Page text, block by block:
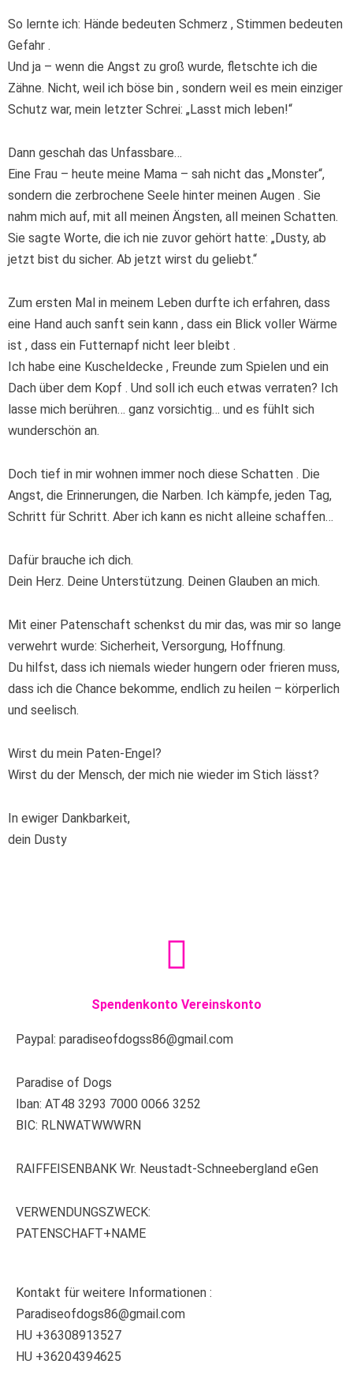
So lernte ich: Hände bedeuten Schmerz , Stimmen bedeuten
Gefahr .
Und ja – wenn die Angst zu groß wurde, fletschte ich die
Zähne. Nicht, weil ich böse bin , sondern weil es mein einziger
Schutz war, mein letzter Schrei: „Lasst mich leben!“
Dann geschah das Unfassbare…
Eine Frau – heute meine Mama – sah nicht das „Monster“,
sondern die zerbrochene Seele hinter meinen Augen . Sie
nahm mich auf, mit all meinen Ängsten, all meinen Schatten.
Sie sagte Worte, die ich nie zuvor gehört hatte: „Dusty, ab
jetzt bist du sicher. Ab jetzt wirst du geliebt.“
Zum ersten Mal in meinem Leben durfte ich erfahren, dass
eine Hand auch sanft sein kann , dass ein Blick voller Wärme
ist , dass ein Futternapf nicht leer bleibt .
Ich habe eine Kuscheldecke , Freunde zum Spielen und ein
Dach über dem Kopf . Und soll ich euch etwas verraten? Ich
lasse mich berühren… ganz vorsichtig… und es fühlt sich
wunderschön an.
Doch tief in mir wohnen immer noch diese Schatten . Die
Angst, die Erinnerungen, die Narben. Ich kämpfe, jeden Tag,
Schritt für Schritt. Aber ich kann es nicht alleine schaffen…
Dafür brauche ich dich.
Dein Herz. Deine Unterstützung. Deinen Glauben an mich.
Mit einer Patenschaft schenkst du mir das, was mir so lange
verwehrt wurde: Sicherheit, Versorgung, Hoffnung.
Du hilfst, dass ich niemals wieder hungern oder frieren muss,
dass ich die Chance bekomme, endlich zu heilen – körperlich
und seelisch.
Wirst du mein Paten-Engel?
Wirst du der Mensch, der mich nie wieder im Stich lässt?
In ewiger Dankbarkeit,
dein Dusty
Spendenkonto Vereinskonto
Paypal: paradiseofdogss86@gmail.com
Paradise of Dogs
Iban: AT48 3293 7000 0066 3252
BIC: RLNWATWWWRN
RAIFFEISENBANK Wr. Neustadt-Schneebergland eGen
VERWENDUNGSZWECK:
PATENSCHAFT+NAME
Kontakt für weitere Informationen :
Paradiseofdogs86@gmail.com
HU +36308913527
HU +36204394625